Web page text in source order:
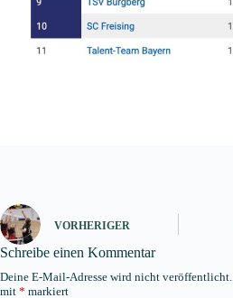
VORHERIGER
Schreibe einen Kommentar
Deine E-Mail-Adresse wird nicht veröffentlicht.
mit * markiert